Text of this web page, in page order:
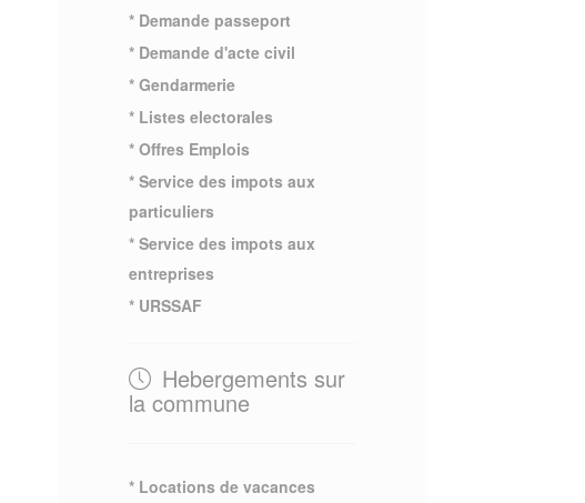
* Demande passeport
* Demande d'acte civil
* Gendarmerie
* Listes electorales
* Offres Emplois
* Service des impots aux
particuliers
* Service des impots aux
entreprises
* URSSAF
Hebergements sur
la commune
* Locations de vacances